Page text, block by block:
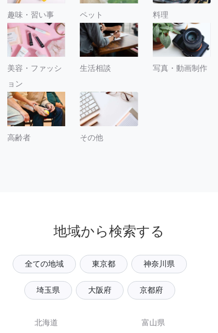
趣味・習い事 ペット 料理
美容・ファッシ
ョン
生活相談 写真・動画制作
高齢者 その他
地域から検索する
全ての地域 東京都 神奈川県
埼玉県 大阪府 京都府
北海道
富山県